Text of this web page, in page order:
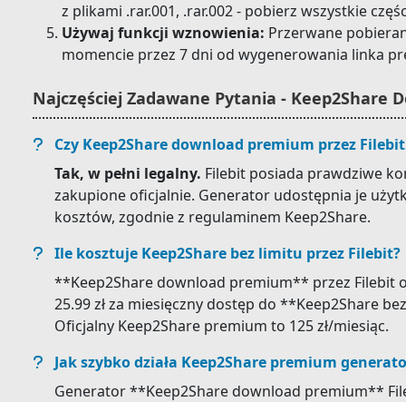
z plikami .rar.001, .rar.002 - pobierz wszystkie
Używaj funkcji wznowienia: Przerwane
momencie przez 7 dni od wygenerowania linka
Najczęściej Zadawane Pytania - Keep2Share
Czy Keep2Share download premium przez
Tak, w pełni legalny. Filebit posiada prawdziwe
zakupione oficjalnie. Generator udostępnia je
kosztów, zgodnie z regulaminem Keep2Share.
Ile kosztuje Keep2Share bez limitu przez Filebit?
**Keep2Share download premium** przez Filebit
25.99 zł za miesięczny dostęp do **Keep2Share
Oficjalny Keep2Share premium to 125 zł/miesiąc.
Jak szybko działa Keep2Share premium
Generator **Keep2Share download premium**